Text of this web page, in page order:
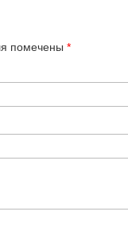
помечены *